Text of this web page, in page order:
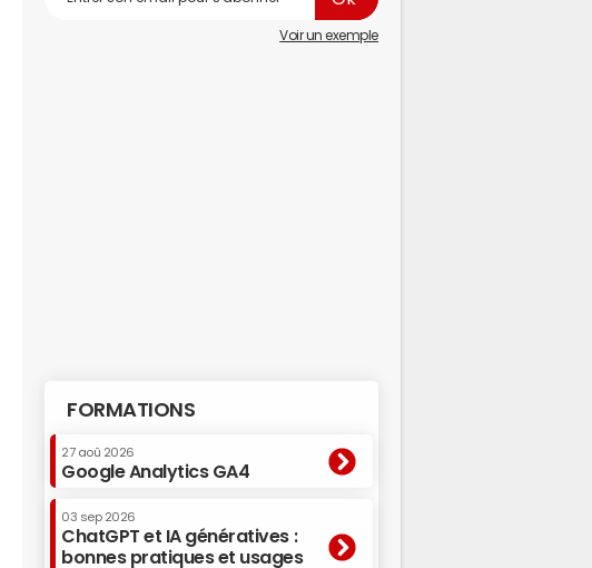
Voir un exemple
FORMATIONS
27 aoû 2026
Google Analytics GA4
03 sep 2026
ChatGPT et IA génératives :
bonnes pratiques et usages